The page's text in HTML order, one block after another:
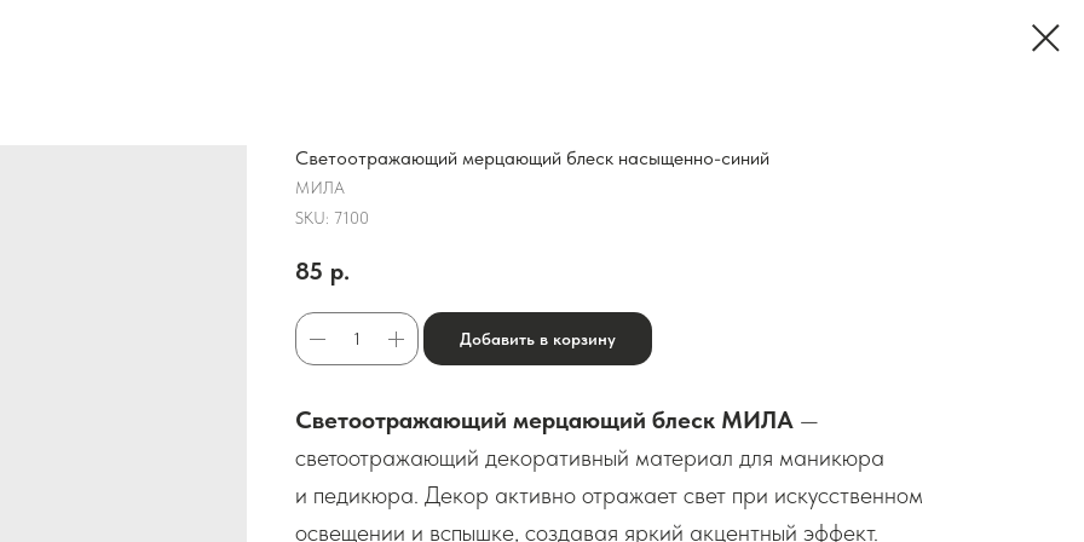
Светоотражающий мерцающий блеск насыщенно-синий
МИЛА
SKU: 7100
85 р.
Добавить в корзину
Светоотражающий мерцающий блеск МИЛА —
светоотражающий декоративный материал для маникюра
и педикюра. Декор активно отражает свет при искусственном
освещении и вспышке, создавая яркий акцентный эффект.